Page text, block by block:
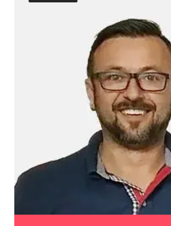
Zurücksetzen der AGR
Verfügbarkeit abhängig von Modell,